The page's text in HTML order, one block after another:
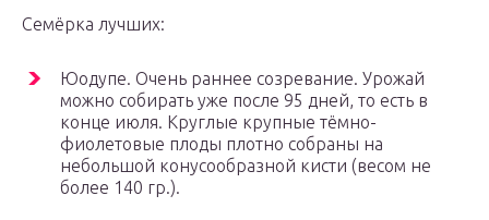
Семёрка лучших:
Юодупе. Очень раннее созревание. Урожай
можно собирать уже после 95 дней, то есть в
конце июля. Круглые крупные тёмно-
фиолетовые плоды плотно собраны на
небольшой конусообразной кисти (весом не
более 140 гр.).